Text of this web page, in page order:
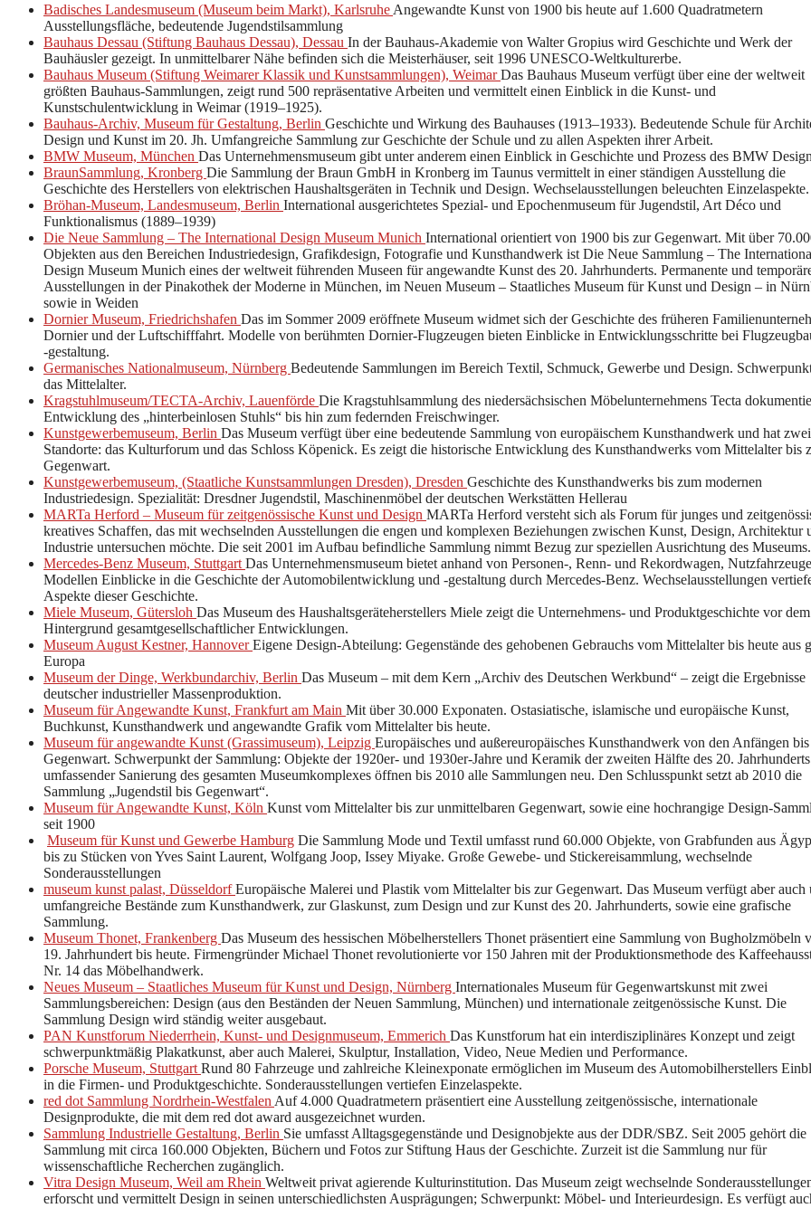
Badisches Landesmuseum (Museum beim Markt), Karlsruhe Angewandte Kunst von 1900 bis heute auf 1.600 Quadratmetern
Ausstellungsfläche, bedeutende Jugendstilsammlung
Bauhaus Dessau (Stiftung Bauhaus Dessau), Dessau In der Bauhaus-Akademie von Walter Gropius wird Geschichte und Werk der
Bauhäusler gezeigt. In unmittelbarer Nähe befinden sich die Meisterhäuser, seit 1996 UNESCO-Weltkulturerbe.
Bauhaus Museum (Stiftung Weimarer Klassik und Kunstsammlungen), WeimarDas Bauhaus Museum verfügt über eine der weltweit
größten Bauhaus-Sammlungen, zeigt rund 500 repräsentative Arbeiten und vermittelt einen Einblick in die Kunst- und
Kunstschulentwicklung in Weimar (1919–1925).
Bauhaus-Archiv, Museum für Gestaltung, Berlin Geschichte und Wirkung des Bauhauses (1913–1933). Bedeutende Schule für
Design und Kunst im 20. Jh. Umfangreiche Sammlung zur Geschichte der Schule und zu allen Aspekten ihrer Arbeit.
BMW Museum, München Das Unternehmensmuseum gibt unter anderem einen Einblick in Geschichte und Prozess des BMW
BraunSammlung, Kronberg Die Sammlung der Braun GmbH in Kronberg im Taunus vermittelt in einer ständigen Ausstellung die
Geschichte des Herstellers von elektrischen Haushaltsgeräten in Technik und Design. Wechselausstellungen beleuchten Einzelaspekte.
Bröhan-Museum, Landesmuseum, Berlin International ausgerichtetes Spezial- und Epochenmuseum für Jugendstil, Art Déco und
Funktionalismus (1889–1939)
Die Neue Sammlung – The International Design Museum Munich International orientiert von 1900 bis zur Gegenwart. Mit über
Objekten aus den Bereichen Industriedesign, Grafikdesign, Fotografie und Kunsthandwerk ist Die Neue Sammlung – The
Design Museum Munich eines der weltweit führenden Museen für angewandte Kunst des 20. Jahrhunderts. Permanente und
Ausstellungen in der Pinakothek der Moderne in München, im Neuen Museum – Staatliches Museum für Kunst und Design – in
sowie in Weiden
Dornier Museum, Friedrichshafen Das im Sommer 2009 eröffnete Museum widmet sich der Geschichte des früheren
Dornier und der Luftschifffahrt. Modelle von berühmten Dornier-Flugzeugen bieten Einblicke in Entwicklungsschritte bei
-gestaltung.
Germanisches Nationalmuseum, Nürnberg Bedeutende Sammlungen im Bereich Textil, Schmuck, Gewerbe und Design.
das Mittelalter.
Kragstuhlmuseum/TECTA-Archiv, Lauenförde Die Kragstuhlsammlung des niedersächsischen Möbelunternehmens Tecta
Entwicklung des „hinterbeinlosen Stuhls“ bis hin zum federnden Freischwinger.
Kunstgewerbemuseum, Berlin Das Museum verfügt über eine bedeutende Sammlung von europäischem Kunsthandwerk und hat zwei
Standorte: das Kulturforum und das Schloss Köpenick. Es zeigt die historische Entwicklung des Kunsthandwerks vom Mittelalter bis
Gegenwart.
Kunstgewerbemuseum, (Staatliche Kunstsammlungen Dresden), Dresden Geschichte des Kunsthandwerks bis zum modernen
Industriedesign. Spezialität: Dresdner Jugendstil, Maschinenmöbel der deutschen Werkstätten Hellerau
MARTa Herford – Museum für zeitgenössische Kunst und Design MARTa Herford versteht sich als Forum für junges und
kreatives Schaffen, das mit wechselnden Ausstellungen die engen und komplexen Beziehungen zwischen Kunst, Design, Architektur
Industrie untersuchen möchte. Die seit 2001 im Aufbau befindliche Sammlung nimmt Bezug zur speziellen Ausrichtung des Museums.
Mercedes-Benz Museum, Stuttgart Das Unternehmensmuseum bietet anhand von Personen-, Renn- und Rekordwagen,
Modellen Einblicke in die Geschichte der Automobilentwicklung und -gestaltung durch Mercedes-Benz. Wechselausstellungen
Aspekte dieser Geschichte.
Miele Museum, Gütersloh Das Museum des Haushaltsgeräteherstellers Miele zeigt die Unternehmens- und Produktgeschichte vor dem
Hintergrund gesamtgesellschaftlicher Entwicklungen.
Museum August Kestner, HannoverEigene Design-Abteilung: Gegenstände des gehobenen Gebrauchs vom Mittelalter bis heute aus
Europa
Museum der Dinge, Werkbundarchiv, Berlin Das Museum – mit dem Kern „Archiv des Deutschen Werkbund“ – zeigt die Ergebnisse
deutscher industrieller Massenproduktion.
Museum für Angewandte Kunst, Frankfurt am Main Mit über 30.000 Exponaten. Ostasiatische, islamische und europäische Kunst,
Buchkunst, Kunsthandwerk und angewandte Grafik vom Mittelalter bis heute.
Museum für angewandte Kunst (Grassimuseum), Leipzig Europäisches und außereuropäisches Kunsthandwerk von den Anfängen
Gegenwart. Schwerpunkt der Sammlung: Objekte der 1920er- und 1930er-Jahre und Keramik der zweiten Hälfte des 20.
umfassender Sanierung des gesamten Museumkomplexes öffnen bis 2010 alle Sammlungen neu. Den Schlusspunkt setzt ab 2010 die
Sammlung „Jugendstil bis Gegenwart“.
Museum für Angewandte Kunst, Köln Kunst vom Mittelalter bis zur unmittelbaren Gegenwart, sowie eine hochrangige Design-
seit 1900
Museum für Kunst und Gewerbe Hamburg Die Sammlung Mode und Textil umfasst rund 60.000 Objekte, von Grabfunden aus
bis zu Stücken von Yves Saint Laurent, Wolfgang Joop, Issey Miyake. Große Gewebe- und Stickereisammlung, wechselnde
Sonderausstellungen
museum kunst palast, DüsseldorfEuropäische Malerei und Plastik vom Mittelalter bis zur Gegenwart. Das Museum verfügt aber auch
umfangreiche Bestände zum Kunsthandwerk, zur Glaskunst, zum Design und zur Kunst des 20. Jahrhunderts, sowie eine grafische
Sammlung.
Museum Thonet, Frankenberg Das Museum des hessischen Möbelherstellers Thonet präsentiert eine Sammlung von Bugholzmöbeln
19. Jahrhundert bis heute. Firmengründer Michael Thonet revolutionierte vor 150 Jahren mit der Produktionsmethode des
Nr. 14 das Möbelhandwerk.
Neues Museum – Staatliches Museum für Kunst und Design, Nürnberg Internationales Museum für Gegenwartskunst mit zwei
Sammlungsbereichen: Design (aus den Beständen der Neuen Sammlung, München) und internationale zeitgenössische Kunst. Die
Sammlung Design wird ständig weiter ausgebaut.
PAN Kunstforum Niederrhein, Kunst- und Designmuseum, Emmerich Das Kunstforum hat ein interdisziplinäres Konzept und zeigt
schwerpunktmäßig Plakatkunst, aber auch Malerei, Skulptur, Installation, Video, Neue Medien und Performance.
Porsche Museum, Stuttgart Rund 80 Fahrzeuge und zahlreiche Kleinexponate ermöglichen im Museum des Automobilherstellers
in die Firmen- und Produktgeschichte. Sonderausstellungen vertiefen Einzelaspekte.
red dot Sammlung Nordrhein-Westfalen Auf 4.000 Quadratmetern präsentiert eine Ausstellung zeitgenössische, internationale
Designprodukte, die mit dem red dot award ausgezeichnet wurden.
Sammlung Industrielle Gestaltung, Berlin Sie umfasst Alltagsgegenstände und Designobjekte aus der DDR/SBZ. Seit 2005 gehört die
Sammlung mit circa 160.000 Objekten, Büchern und Fotos zur Stiftung Haus der Geschichte. Zurzeit ist die Sammlung nur für
wissenschaftliche Recherchen zugänglich.
Vitra Design Museum, Weil am Rhein Weltweit privat agierende Kulturinstitution. Das Museum zeigt wechselnde
erforscht und vermittelt Design in seinen unterschiedlichsten Ausprägungen; Schwerpunkt: Möbel- und Interieurdesign. Es verfügt